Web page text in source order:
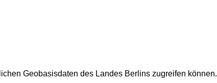
Geobasisdaten des Landes Berlins zugreifen können.